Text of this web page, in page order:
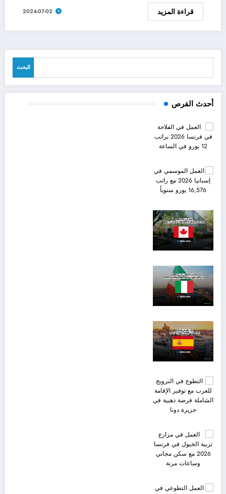
قراءة المزيد 2024-07-02
البحث
أحدث الفرص